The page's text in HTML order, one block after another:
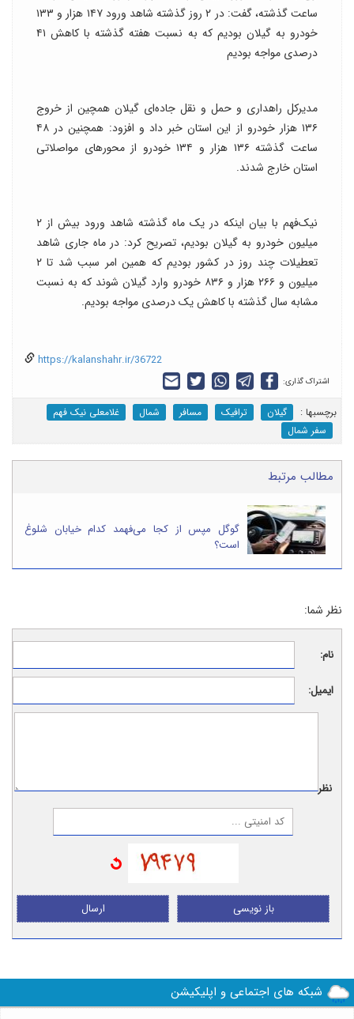
ساعت گذشته، گفت: در ۲ روز گذشته شاهد ورود ۱۴۷ هزار و ۱۳۳
خودرو به گیلان بودیم که به نسبت هفته گذشته با کاهش ۴۱
درصدی مواجه بودیم‌
مدیرکل راهداری و حمل و نقل جاده‌ای گیلان همچین از خروج
۱۳۶ هزار خودرو از این استان خبر داد و افزود: همچنین در ۴۸
ساعت گذشته ۱۳۶ هزار و ۱۳۴ خودرو از محورهای مواصلاتی
استان خارج شدند.
نیک‌فهم با بیان اینکه در یک ماه گذشته شاهد ورود بیش از ۲
میلیون خودرو به گیلان بودیم، تصریح کرد: در ماه جاری شاهد
تعطیلات چند روز در کشور بودیم که همین امر سبب شد تا ۲
میلیون و ۲۶۶ هزار و ۸۳۶ خودرو وارد گیلان شوند که به نسبت
مشابه سال گذشته با کاهش یک درصدی مواجه بودیم.
https://kalanshahr.ir/36722
اشتراک گذاری:
برچسب‎ها : گیلان ترافیک مسافر شمال
غلامعلی نیک فهم
سفر شمال
مطالب مرتبط
گوگل مپس از کجا می‌فهمد کدام خیابان شلوغ
است؟
نظر شما:
نام:
ایمیل:
نظر:
ارسال باز نویسی
شبکه های اجتماعی و اپلیکیشن